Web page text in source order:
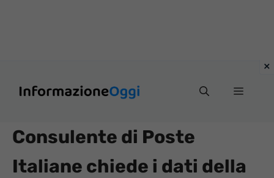
Menu
Consulente di Poste
Italiane chiede i dati della